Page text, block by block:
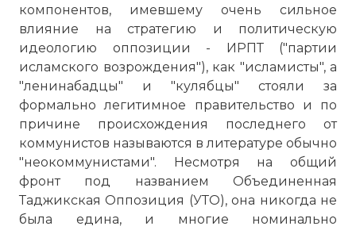
компонентов, имевшему очень сильное
влияние на стратегию и политическую
идеологию оппозиции - ИРПТ ("партии
исламского возрождения"), как "исламисты", а
"ленинабадцы" и "кулябцы" стояли за
формально легитимное правительство и по
причине происхождения последнего от
коммунистов называются в литературе обычно
"неокоммунистами". Несмотря на общий
фронт под названием Объединенная
Таджикская Оппозиция (УТО), она никогда не
была едина, и многие номинально